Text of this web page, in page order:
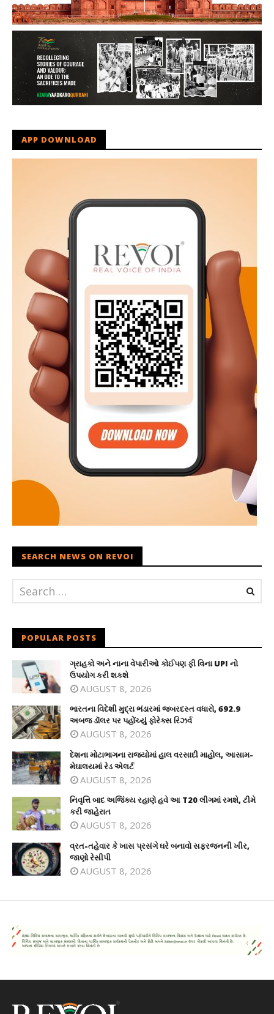
APP DOWNLOAD
SEARCH NEWS ON REVOI
POPULAR POSTS
ગ્રાહકો અને નાના વેપારીઓ કોઈપણ ફી વિના UPI નો
ઉપયોગ કરી શકશે
AUGUST 8, 2026
ભારતના વિદેશી મુદ્રા ભંડારમાં જબરદસ્ત વધારો, 692.9
અબજ ડૉલર પર પહોંચ્યું ફોરેક્સ રિઝર્વ
AUGUST 8, 2026
દેશના મોટાભાગના રાજ્યોમાં હાલ વરસાદી માહોલ, આસામ-
મેઘાલયમાં રેડ એલર્ટ
AUGUST 8, 2026
નિવૃત્તિ બાદ અજિંક્ય રહાણે હવે આ T20 લીગમાં રમશે, ટીમે
કરી જાહેરાત
AUGUST 8, 2026
વ્રત-તહેવાર કે ખાસ પ્રસંગે ઘરે બનાવો સફરજનની ખીર,
જાણો રેસીપી
AUGUST 8, 2026